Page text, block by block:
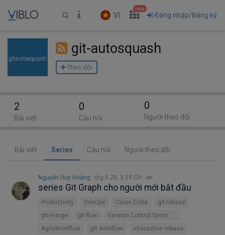
VI
new
Đăng nhập/Đăng ký
git-autosquash
Theo dõi
Bài viết Series Câu hỏi Người theo dõi
Nguyễn Huy Hoàng thg 6 28, 3:59 CH
series Git Graph cho người mới bắt đầu
Productivity DevOps Clean Code
git-rebase
git-merge
git-flow
Version Control System (VCS)
AgileWorkflow
git workflow
interactive rebase
2
Bài viết
0
Câu hỏi
0
Người theo dõi